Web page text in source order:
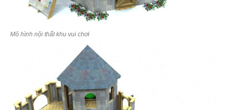
Mô hình nội thất khu vui chơi